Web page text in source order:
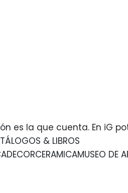
es la que cuenta. En iG
& LIBROS
DE